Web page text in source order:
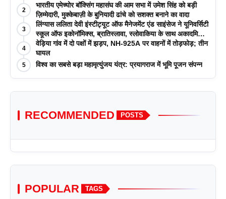
2
भारतीय एमेच्योर बॉक्सिंग महासंघ की आम सभा में उमेश सिंह को बड़ी
ज़िम्मेदारी, मुक्केबाज़ी के बुनियादी ढांचे को सशक्त बनाने का वादा
3
लिंग्यास ललिता देवी इंस्टीट्यूट ऑफ मैनेजमेंट एंड साइंसेज ने यूनिवर्सिटी
स्कूल ऑफ इकोनॉमिक्स, ब्रातिस्लावा, स्लोवाकिया के साथ अकादमिक
पत्रिकाओं में प्रकाशन रणनीतियों पर एक दिवसीय कार्यशाला का
आयोजन किया
4
वेड़िया गांव में दो पक्षों में झड़प, NH-925A पर वाहनों में तोड़फोड़; तीन
घायल
5 विश्व का सबसे बड़ा महामृत्युंजय यंत्र: प्रयागराज में भूमि पूजन संपन्न
RECOMMENDED POSTS
POPULAR TAGS